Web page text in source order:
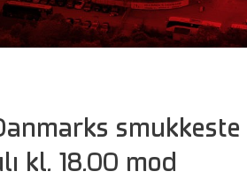
smukkeste
kl. 18.00 mod